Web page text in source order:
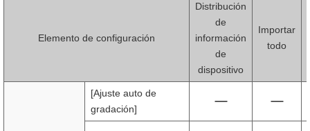
Elemento de configuración
Distribución
de
información
de
dispositivo
Importar
todo
[Ajuste auto de
gradación]